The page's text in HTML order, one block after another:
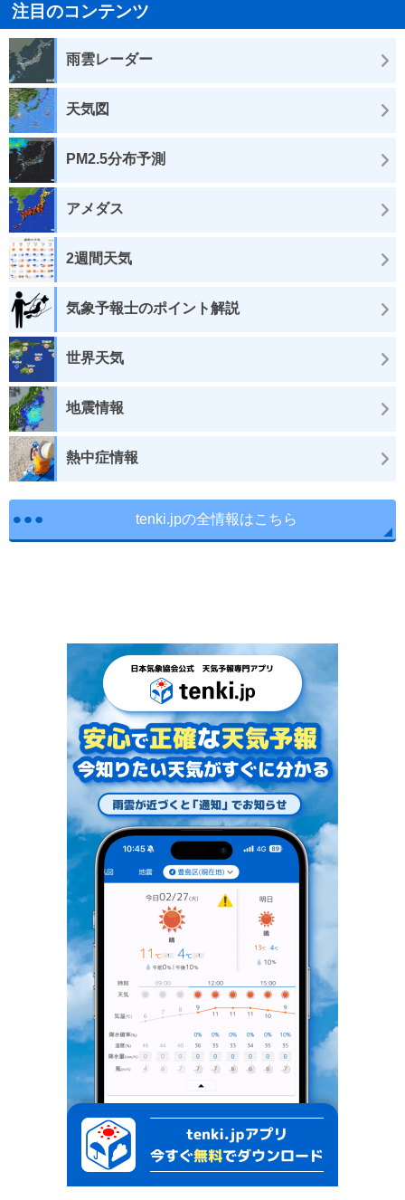
注目のコンテンツ
雨雲レーダー
天気図
PM2.5分布予測
アメダス
2週間天気
気象予報士のポイント解説
世界天気
地震情報
熱中症情報
tenki.jpの全情報はこちら